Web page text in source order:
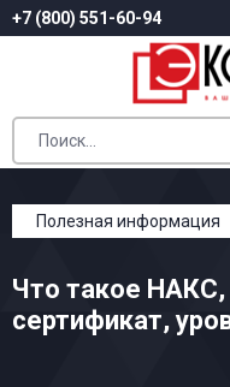
+7 (800) 551-60-94
Полезная информация
виды аттестации
Что такое
сертификат,